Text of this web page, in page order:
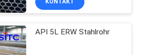
KONTAKT
API 5L ERW Stahlrohr